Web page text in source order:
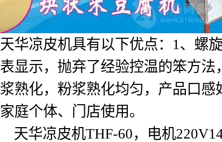
天华凉皮机具有以下优点： 1 、螺
表显示，抛弃了经验控温的笨方
浆熟化，粉浆熟化均匀，产品口感
家庭个体、门店使用。
天华凉皮机THF-60，电机